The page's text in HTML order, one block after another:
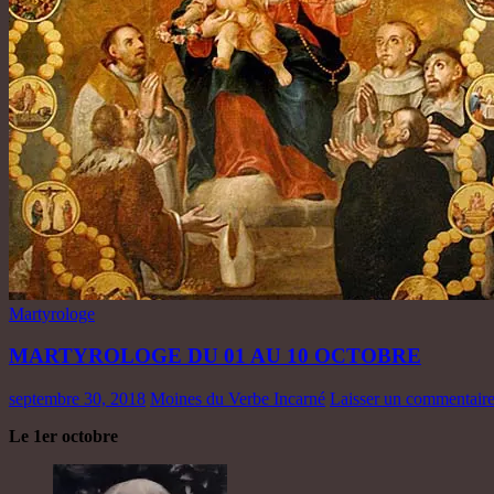
Martyrologe
MARTYROLOGE DU 01 AU 10 OCTOBRE
septembre 30, 2018 Moines du Verbe Incarné Laisser un commentaire
Le 1er octobre